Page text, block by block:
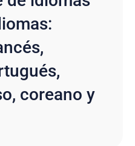
coreano y